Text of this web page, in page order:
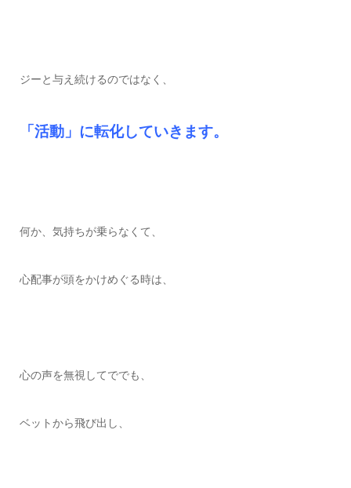
ジーと与え続けるのではなく、
「活動」に転化していきます。
何か、気持ちが乗らなくて、
心配事が頭をかけめぐる時は、
心の声を無視してででも、
ベットから飛び出し、